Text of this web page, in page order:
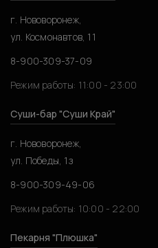
г. Нововоронеж,
ул. Космонавтов, 11
8-900-309-37-09
Режим работы: 11:00 - 23:00
Суши-бар "Суши Край"
г. Нововоронеж,
ул. Победы, 1з
8-900-309-49-06
Режим работы: 10:00 - 22:00
Пекарня "Плюшка"